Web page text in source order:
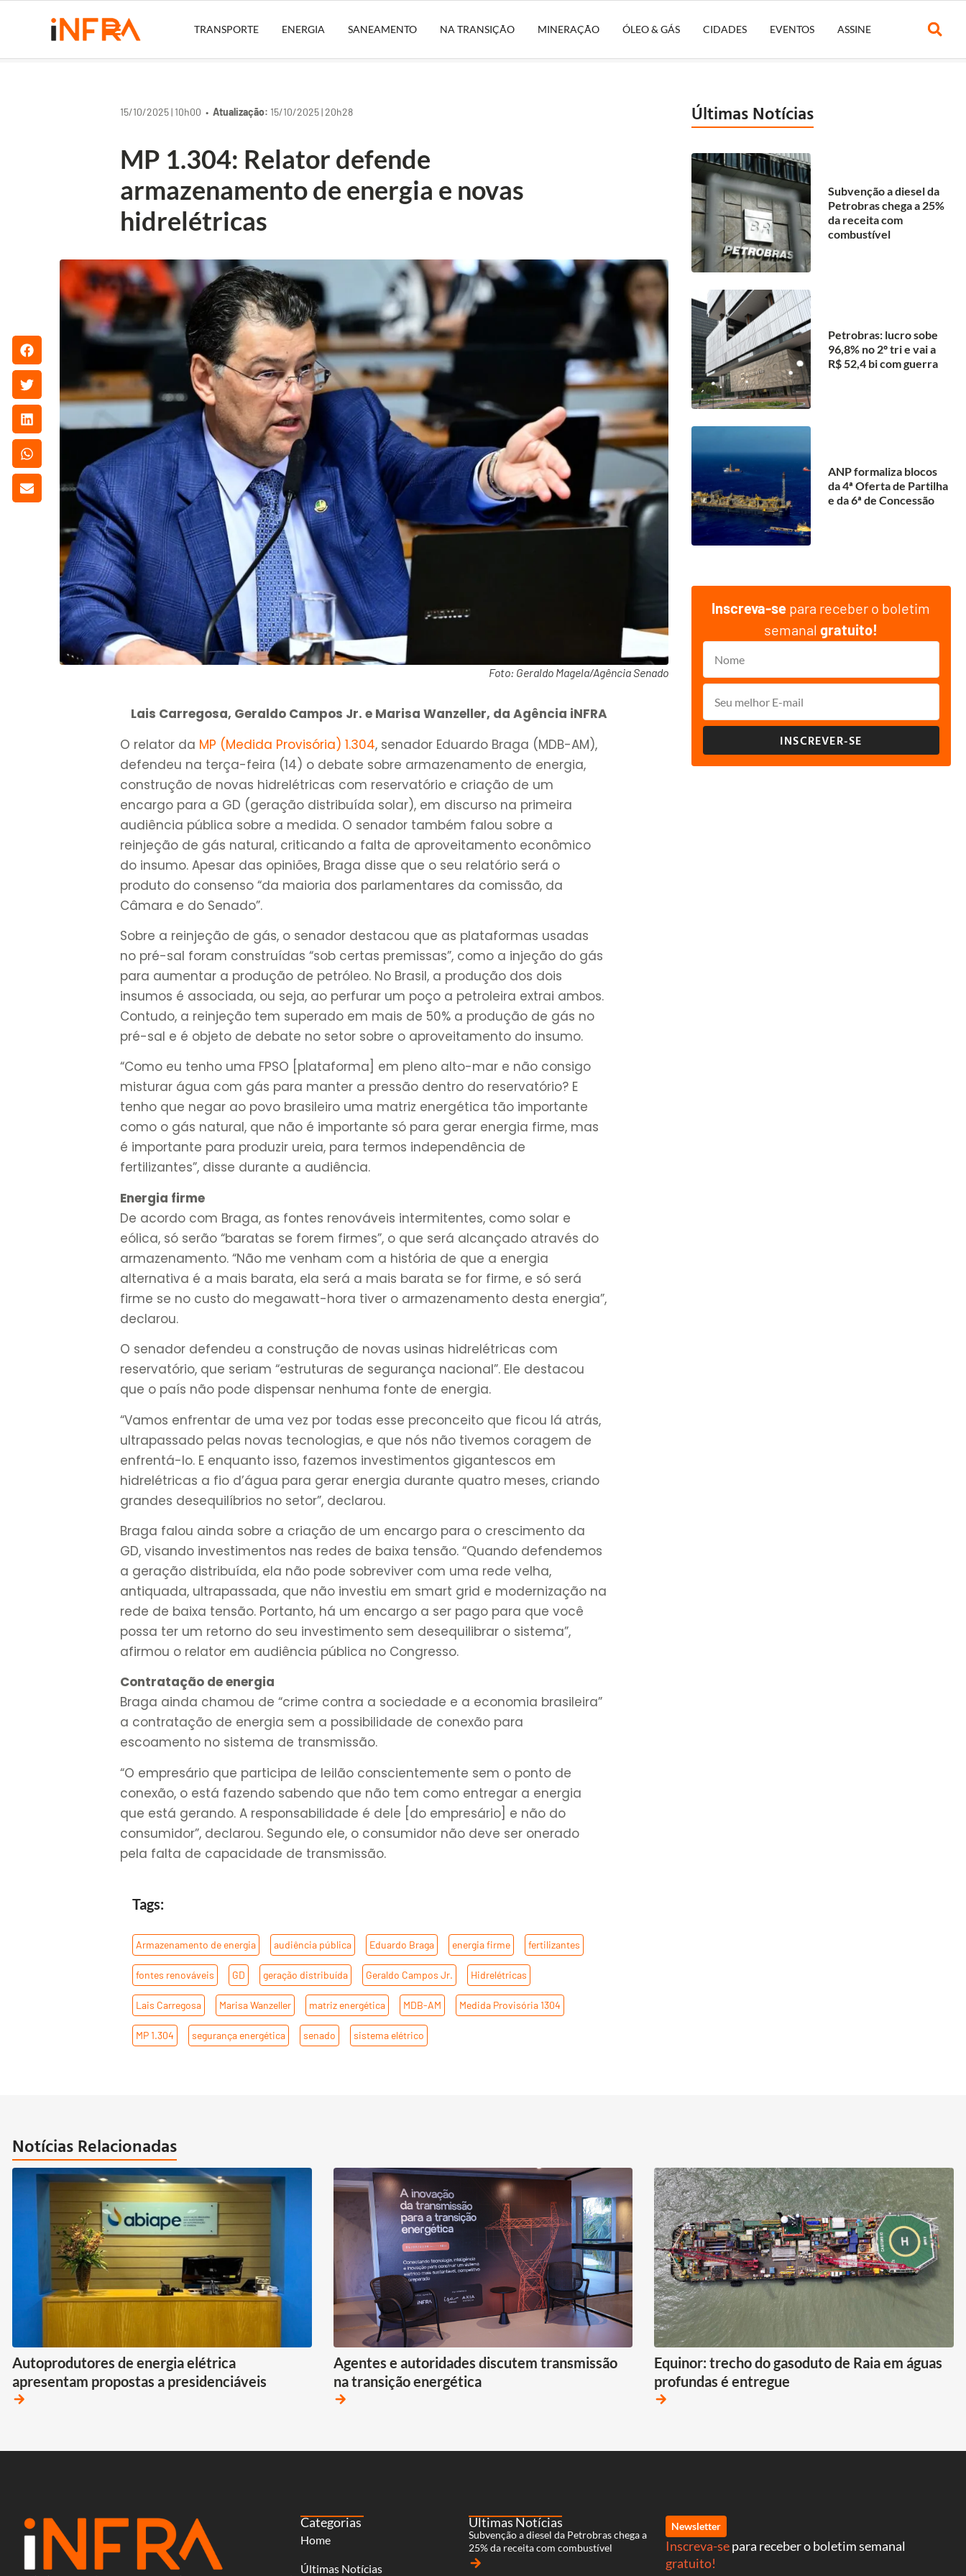
TRANSPORTE ENERGIA SANEAMENTO NA TRANSIÇÃO MINERAÇÃO ÓLEO & GÁS CIDADES EVENTOS ASSINE
15/10/2025 | 10h00 •Atualização: 15/10/2025 | 20h28
MP 1.304: Relator defende
armazenamento de energia e novas
hidrelétricas
Foto: Geraldo Magela/Agência Senado
Lais Carregosa, Geraldo Campos Jr. e Marisa Wanzeller, da Agência iNFRA
O relator da MP (Medida Provisória) 1.304, senador Eduardo Braga (MDB-AM),
defendeu na terça-feira (14) o debate sobre armazenamento de energia,
construção de novas hidrelétricas com reservatório e criação de um
encargo para a GD (geração distribuída solar), em discurso na primeira
audiência pública sobre a medida. O senador também falou sobre a
reinjeção de gás natural, criticando a falta de aproveitamento econômico
do insumo. Apesar das opiniões, Braga disse que o seu relatório será o
produto do consenso “da maioria dos parlamentares da comissão, da
Câmara e do Senado”.
Sobre a reinjeção de gás, o senador destacou que as plataformas usadas
no pré-sal foram construídas “sob certas premissas”, como a injeção do gás
para aumentar a produção de petróleo. No Brasil, a produção dos dois
insumos é associada, ou seja, ao perfurar um poço a petroleira extrai ambos.
Contudo, a reinjeção tem superado em mais de 50% a produção de gás no
pré-sal e é objeto de debate no setor sobre o aproveitamento do insumo.
“Como eu tenho uma FPSO [plataforma] em pleno alto-mar e não consigo
misturar água com gás para manter a pressão dentro do reservatório? E
tenho que negar ao povo brasileiro uma matriz energética tão importante
como o gás natural, que não é importante só para gerar energia firme, mas
é importante para produzir ureia, para termos independência de
fertilizantes”, disse durante a audiência.
Energia firme
De acordo com Braga, as fontes renováveis intermitentes, como solar e
eólica, só serão “baratas se forem firmes”, o que será alcançado através do
armazenamento. “Não me venham com a história de que a energia
alternativa é a mais barata, ela será a mais barata se for firme, e só será
firme se no custo do megawatt-hora tiver o armazenamento desta energia”,
declarou.
O senador defendeu a construção de novas usinas hidrelétricas com
reservatório, que seriam “estruturas de segurança nacional”. Ele destacou
que o país não pode dispensar nenhuma fonte de energia.
“Vamos enfrentar de uma vez por todas esse preconceito que ficou lá atrás,
ultrapassado pelas novas tecnologias, e que nós não tivemos coragem de
enfrentá-lo. E enquanto isso, fazemos investimentos gigantescos em
hidrelétricas a fio d’água para gerar energia durante quatro meses, criando
grandes desequilíbrios no setor”, declarou.
Braga falou ainda sobre a criação de um encargo para o crescimento da
GD, visando investimentos nas redes de baixa tensão. “Quando defendemos
a geração distribuída, ela não pode sobreviver com uma rede velha,
antiquada, ultrapassada, que não investiu em smart grid e modernização na
rede de baixa tensão. Portanto, há um encargo a ser pago para que você
possa ter um retorno do seu investimento sem desequilibrar o sistema”,
afirmou o relator em audiência pública no Congresso.
Contratação de energia
Braga ainda chamou de “crime contra a sociedade e a economia brasileira”
a contratação de energia sem a possibilidade de conexão para
escoamento no sistema de transmissão.
“O empresário que participa de leilão conscientemente sem o ponto de
conexão, o está fazendo sabendo que não tem como entregar a energia
que está gerando. A responsabilidade é dele [do empresário] e não do
consumidor”, declarou. Segundo ele, o consumidor não deve ser onerado
pela falta de capacidade de transmissão.
Tags:
Armazenamento de energia audiência pública Eduardo Braga energia firme fertilizantes
fontes renováveis GD geração distribuída Geraldo Campos Jr. Hidrelétricas
Lais Carregosa Marisa Wanzeller matriz energética MDB-AM Medida Provisória 1304
MP 1.304 segurança energética senado sistema elétrico
Últimas Notícias
Subvenção a diesel da
Petrobras chega a 25%
da receita com
combustível
Petrobras: lucro sobe
96,8% no 2º tri e vai a
R$ 52,4 bi com guerra
ANP formaliza blocos
da 4ª Oferta de Partilha
e da 6ª de Concessão
Inscreva-se para receber o boletim
semanalgratuito!
INSCREVER-SE
Notícias Relacionadas
Autoprodutores de energia elétrica
apresentam propostas a presidenciáveis
arrow_forward
Agentes e autoridades discutem transmissão
na transição energética
arrow_forward
Equinor: trecho do gasoduto de Raia em águas
profundas é entregue
arrow_forward
Categorias
Home
Últimas Notícias
Últimas Notícias
Subvenção a diesel da Petrobras chega a
25% da receita com combustível
arrow_forward
Newsletter
Inscreva-separa receber o boletim semanal
gratuito!